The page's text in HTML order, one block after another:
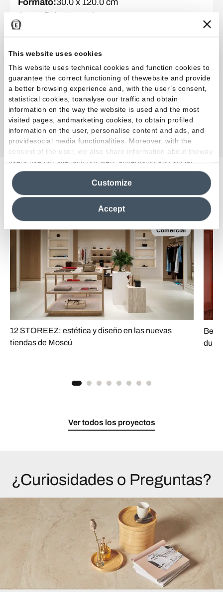
This website uses cookies
This website uses technical cookies and function cookies to
guarantee the correct functioning of thewebsite and provide
a better browsing experience and, with the user’s consent,
statistical cookies, toanalyse our traffic and obtain
information on the way the website is used and the most
visited pages, andmarketing cookies, to obtain profiled
information on the user, personalise content and ads, and
providesocial media functionalities. Moreover, with the
consent of the user, we also share information about theway
users use our site with our web, advertising and social
media analytics partners, who may combine itwith other
information in their possession. By closing this banner,
clicking on "Reject", it will be possible tocontinue browsing
the site after installing only technical cookies. For more
information see the
Cookie Policy
Accept
Customize
Superficie
Natural
Espesor
Colección:MaPierre
Color y acabado:Blanc Noble
Formato
: 60.0 x 120.0 cm
Superficie:Natural
Espesor: MM 9,5
Proyectos relacionados
Comercial
12 STOREEZ: estética y diseño en las nuevas
tiendas de Moscú
Bez
Ver todos los proyectos
¿Curiosidades o Preguntas?